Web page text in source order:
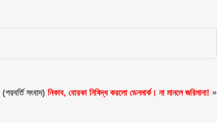
(পরবর্তি সংবাদ)নিকাব, বোরকা নিষিদ্ধ করলো ডেনমার্ক। না মানলে জরিমানা! »